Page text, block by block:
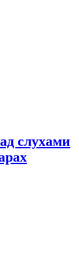
слухами